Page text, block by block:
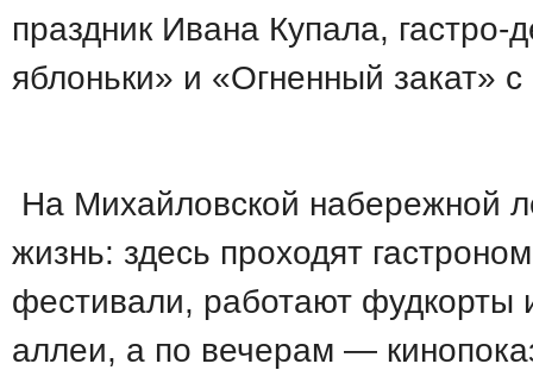
праздник Ивана Купала, гастро-
яблоньки» и «Огненный закат»
На Михайловской набережной
жизнь: здесь проходят
фестивали, работают фудкорты
аллеи, а по вечерам —